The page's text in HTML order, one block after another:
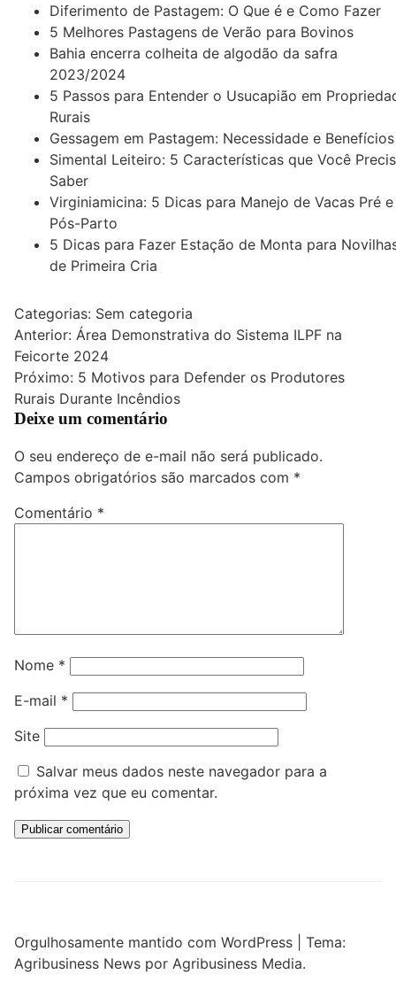
Diferimento de Pastagem: O Que é e Como Fazer
5 Melhores Pastagens de Verão para Bovinos
Bahia encerra colheita de algodão da safra
2023/2024
5 Passos para Entender o Usucapião em
Rurais
Gessagem em Pastagem: Necessidade e Benefícios
Simental Leiteiro: 5 Características que Você
Saber
Virginiamicina: 5 Dicas para Manejo de Vacas Pré e
Pós-Parto
5 Dicas para Fazer Estação de Monta para
de Primeira Cria
Categorias: Sem categoria
Navegação
de
Post
Anterior: Área Demonstrativa do Sistema ILPF na
Feicorte 2024
Próximo: 5 Motivos para Defender os Produtores
Rurais Durante Incêndios
Deixe um comentário
O seu endereço de e-mail não será publicado.
Campos obrigatórios são marcados com *
Comentário *
Nome *
E-mail *
Site
Salvar meus dados neste navegador para a
próxima vez que eu comentar.
Orgulhosamente mantido com WordPress
Tema:
Agribusiness News por Agribusiness Media.